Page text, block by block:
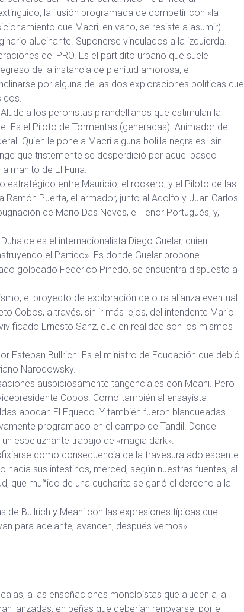
la ilusión programada de competir con «la
que Macri, en vano, se resiste a asumir).
alucinante. Suponerse vinculados a la izquierda.
del PRO. Es el partidito urbano que suele
de la instancia de plenitud amorosa, el
por alguna de las dos exploraciones políticas que
dos.
a los peronistas pirandellianos que estimulan la
Es el Piloto de Tormentas (generadas). Animador del
Quien le pone a Macri alguna bolilla negra es -sin
que tristemente se desperdició por aquel paseo
manito de El Furia.
estratégico entre Mauricio, el rockero, y el Piloto de las
Puerta, el armador, junto al Adolfo y Juan Carlos
de Mario Das Neves, el Tenor Portugués, y,
es el internacionalista Diego Guelar, quien
el Partido». Es donde Guelar propone
golpeado Federico Pinedo, se encuentra dispuesto a
el proyecto de exploración de otra alianza eventual.
Cobos, a través, sin ir más lejos, del intendente Mario
Ernesto Sanz, que en realidad son los mismos
Esteban Bullrich. Es el ministro de Educación que debió
Narodowsky.
auspiciosamente tangenciales con Meani. Pero
Cobos. Como también al ensayista
apodan El Equeco. Y también fueron blanqueadas
programado en el campo de Tandil. Donde
espeluznante trabajo de «magia dark».
como consecuencia de la travesura adolescente
sus intestinos, merced, según nuestras fuentes, al
que muñido de una cucharita se ganó el derecho a la
de Bullrich y Meani con las expresiones típicas que
para adelante, avancen, después vemos».
a las ensoñaciones moncloístas que aluden a la
lanzadas, en peñas que deberían renovarse, por el